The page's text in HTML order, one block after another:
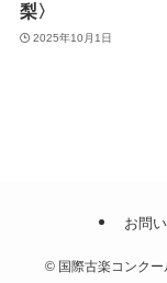
梨〉
2025年10月1日
お問
©国際古楽コンクー